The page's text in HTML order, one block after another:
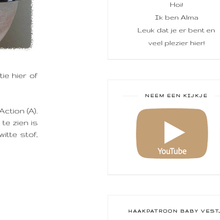
hier of
(A).
zien is
stof,
Hoi!
Ik ben Alma
Leuk dat je er bent en
veel plezier hier!
NEEM EEN KIJKJE
HAAKPATROON BABY